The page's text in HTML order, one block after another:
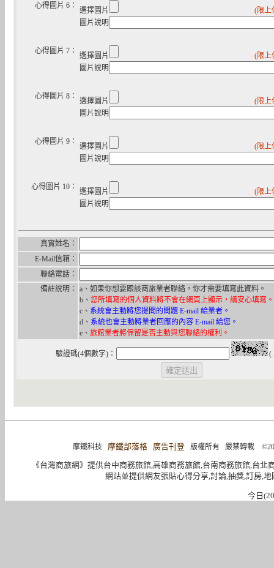
心得圖片 6：
選擇圖片
(限上
圖片說明
心得圖片 7：
選擇圖片
(限上
圖片說明
心得圖片 8：
選擇圖片
(限上
圖片說明
心得圖片 9：
選擇圖片
(限上
圖片說明
心得圖片 10：
選擇圖片
(限上
圖片說明
真實姓名：
E-Mail信箱：
聯絡電話：
備註說明：
a、如果你想要跟該商旅業者聯絡，你才需要填寫此資料。
b、 您所填寫的個人資料將不會在網頁上顯示，請安心填寫。
c、 系統會主動將您提問的問題 E-mail 給業者。
d、 系統也會主動將業者回應的內容 E-mail 給您。
e、 旅館業者將保留是否主動與您聯絡的權利。
驗證碼(4個數字)： (
摩鐵科技 摩鐵部落格 廣告刊登 版權所有 嚴禁轉載
《台灣商旅網》提供台中商務旅館,高雄商務旅館,台南商務旅館,台
網站並提供網友張貼心得分享,討論,抽獎,訂房,
今日